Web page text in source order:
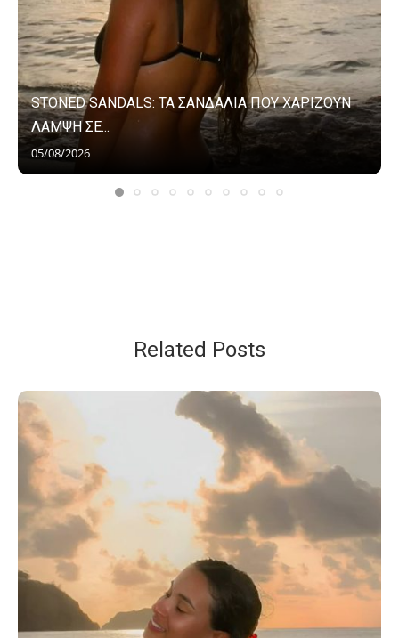
STONED SANDALS: ΤΑ ΣΑΝΔΑΛΙΑ ΠΟΥ ΧΑΡΙΖΟΥΝ
ΛΑΜΨΗ ΣΕ...
05/08/2026
Related Posts